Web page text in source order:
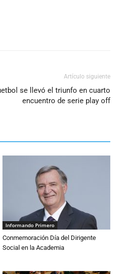
Artículo siguiente
se llevó el triunfo en cuarto
encuentro de serie play off
Informando Primero
Conmemoración Día del Dirigente
Social en la Academia